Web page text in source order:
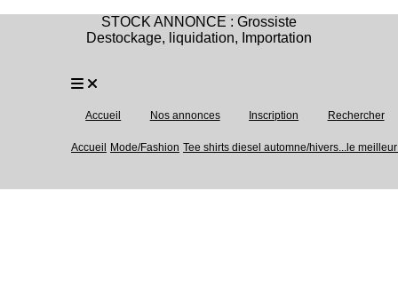
STOCK ANNONCE : Grossiste
Destockage, liquidation, Importation
Accueil Nos annonces Inscription Rechercher
Accueil Mode/Fashion Tee shirts diesel automne/hivers...le